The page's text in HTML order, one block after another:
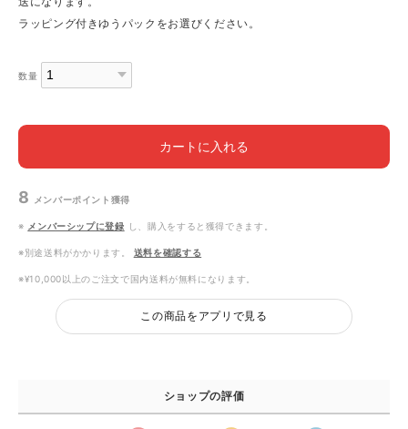
ラッピング付きゆうパックをお選びください。
数量
カートに入れる
8 メンバーポイント 獲得
※ メンバーシップに登録 し、購入をすると獲得できます。
※別途送料がかかります。 送料を確認する
※¥10,000以上のご注文で国内送料が無料になります。
この商品をアプリで見る
ショップの評価